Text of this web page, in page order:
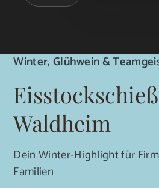
Winter, Glühwein &
Waldheim
Dein Winter-Highlight für
Familien